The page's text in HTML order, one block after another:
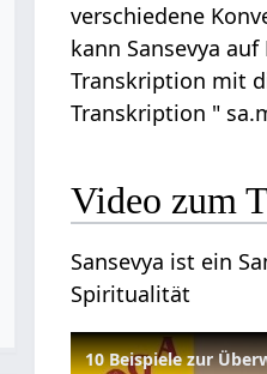
verschiedene
kann Sansevya
Transkription mit
Transkription "
Video zum
Sansevya ist ein
Spiritualität
10 Beispiele zur